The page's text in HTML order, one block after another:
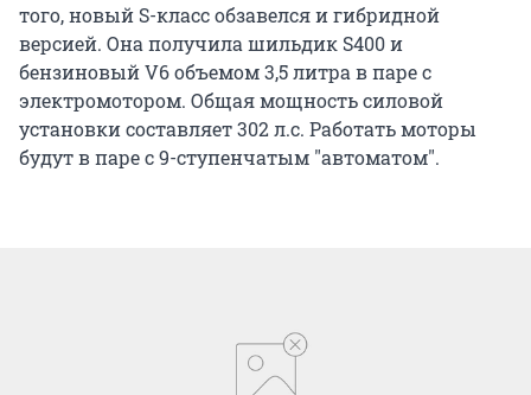
того, новый S-класс обзавелся и гибридной
версией. Она получила шильдик S400 и
бензиновый V6 объемом 3,5 литра в паре с
электромотором. Общая мощность силовой
установки составляет 302 л.с. Работать моторы
будут в паре с 9-ступенчатым "автоматом".